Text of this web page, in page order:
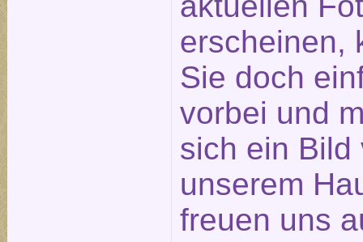
erscheinen,
Sie doch
vorbei und
sich ein Bild
unserem
freuen uns